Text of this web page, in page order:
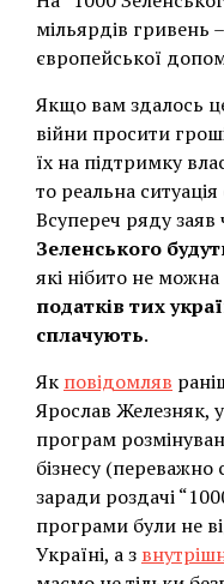
мільярдів гривень
європейської
Якщо вам здалось
війни просити
їх на підтримку
то реальна
Всупереч ряду заяв
Зеленського
які нібито не можна
податків тих
сплачують.
Як повідомляв
Ярослав Железняк,
програм
бізнесу (переважно
заради роздачі
програми були не
Україні, а з